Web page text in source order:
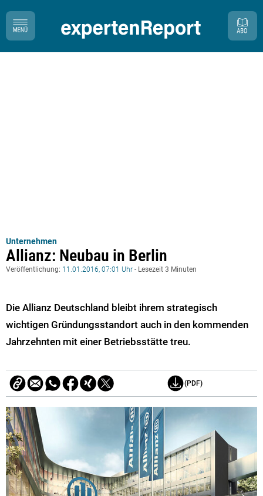
Unternehmen
Allianz: Neubau in Berlin
Veröffentlichung: 11.01.2016, 07:01 Uhr - Lesezeit 3 Minuten
Die Allianz Deutschland bleibt ihrem strategisch
wichtigen Gründungsstandort auch in den kommenden
Jahrzehnten mit einer Betriebsstätte treu.
(PDF)